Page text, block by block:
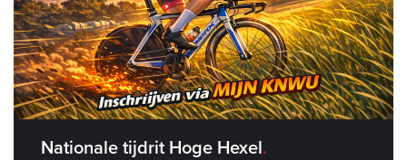
Nationale tijdrit Hoge Hexel